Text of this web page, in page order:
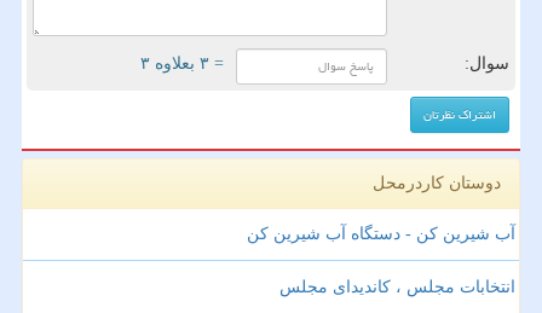
سوال: = ۳ بعلاوه ۳
دوستان کاردرمحل
آب شیرین کن - دستگاه آب شیرین کن
انتخابات مجلس ، کاندیدای مجلس